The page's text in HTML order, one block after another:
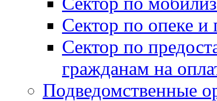
Сектор по опеке и
Сектор по
гражданам на
Подведомственные